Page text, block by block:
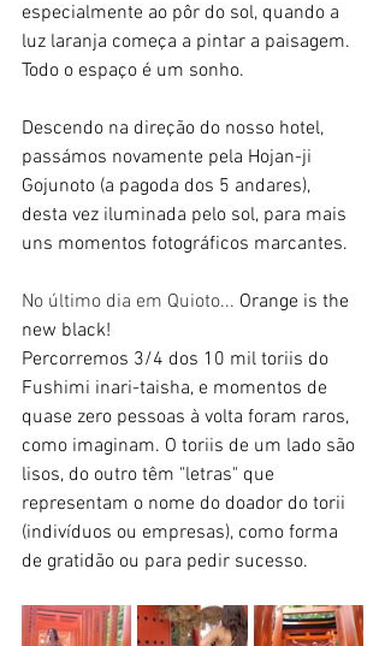
especialmente ao pôr do sol, quando a
luz laranja começa a pintar a paisagem.
Todo o espaço é um sonho.
Descendo na direção do nosso hotel,
passámos novamente pela Hojan-ji
Gojunoto (a pagoda dos 5 andares),
desta vez iluminada pelo sol, para mais
uns momentos fotográficos marcantes.
No último dia em Quioto... Orange is the
new black!
Percorremos 3/4 dos 10 mil toriis do
Fushimi inari-taisha, e momentos de
quase zero pessoas à volta foram raros,
como imaginam. O toriis de um lado são
lisos, do outro têm "letras" que
representam o nome do doador do torii
(indivíduos ou empresas), como forma
de gratidão ou para pedir sucesso.